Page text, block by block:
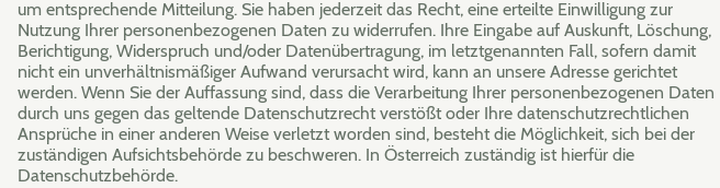
um entsprechende Mitteilung. Sie haben jederzeit das Recht, eine erteilte Einwilligung zur
Nutzung Ihrer personenbezogenen Daten zu widerrufen. Ihre Eingabe auf Auskunft, Löschung,
Berichtigung, Widerspruch und/oder Datenübertragung, im letztgenannten Fall, sofern damit
nicht ein unverhältnismäßiger Aufwand verursacht wird, kann an unsere Adresse gerichtet
werden. Wenn Sie der Auffassung sind, dass die Verarbeitung Ihrer personenbezogenen Daten
durch uns gegen das geltende Datenschutzrecht verstößt oder Ihre datenschutzrechtlichen
Ansprüche in einer anderen Weise verletzt worden sind, besteht die Möglichkeit, sich bei der
zuständigen Aufsichtsbehörde zu beschweren. In Österreich zuständig ist hierfür die
Datenschutzbehörde.